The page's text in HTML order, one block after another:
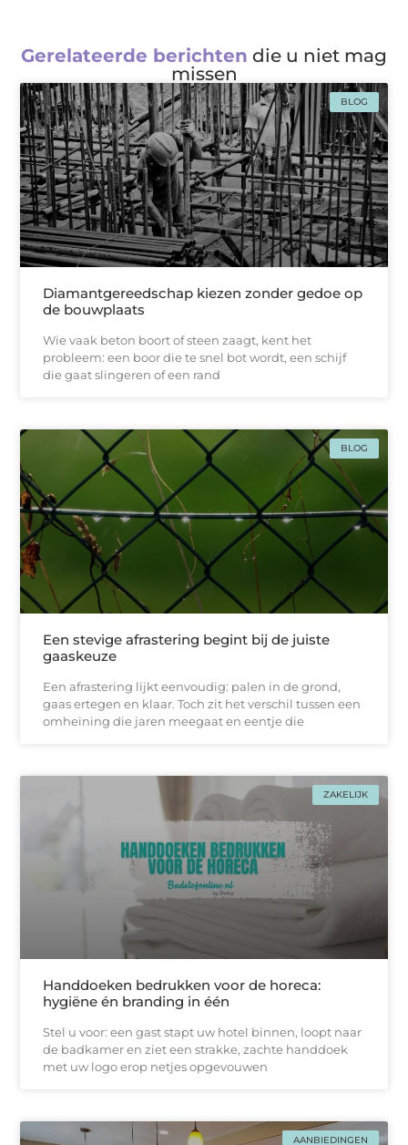
Gerelateerde berichten die u niet mag
missen
BLOG
Diamantgereedschap kiezen zonder gedoe op
de bouwplaats
Wie vaak beton boort of steen zaagt, kent het
probleem: een boor die te snel bot wordt, een schijf
die gaat slingeren of een rand
BLOG
Een stevige afrastering begint bij de juiste
gaaskeuze
Een afrastering lijkt eenvoudig: palen in de grond,
gaas ertegen en klaar. Toch zit het verschil tussen een
omheining die jaren meegaat en eentje die
ZAKELIJK
Handdoeken bedrukken voor de horeca:
hygiëne én branding in één
Stel u voor: een gast stapt uw hotel binnen, loopt naar
de badkamer en ziet een strakke, zachtе handdoek
met uw logo erop netjes opgevouwen
AANBIEDINGEN